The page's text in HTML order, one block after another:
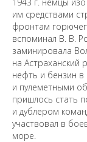
им средствами
фронтам
вспоминал В. В.
заминировала
на Астраханский
нефть и бензин
и пулеметными
пришлось стать
и дублером
участвовал в
море.